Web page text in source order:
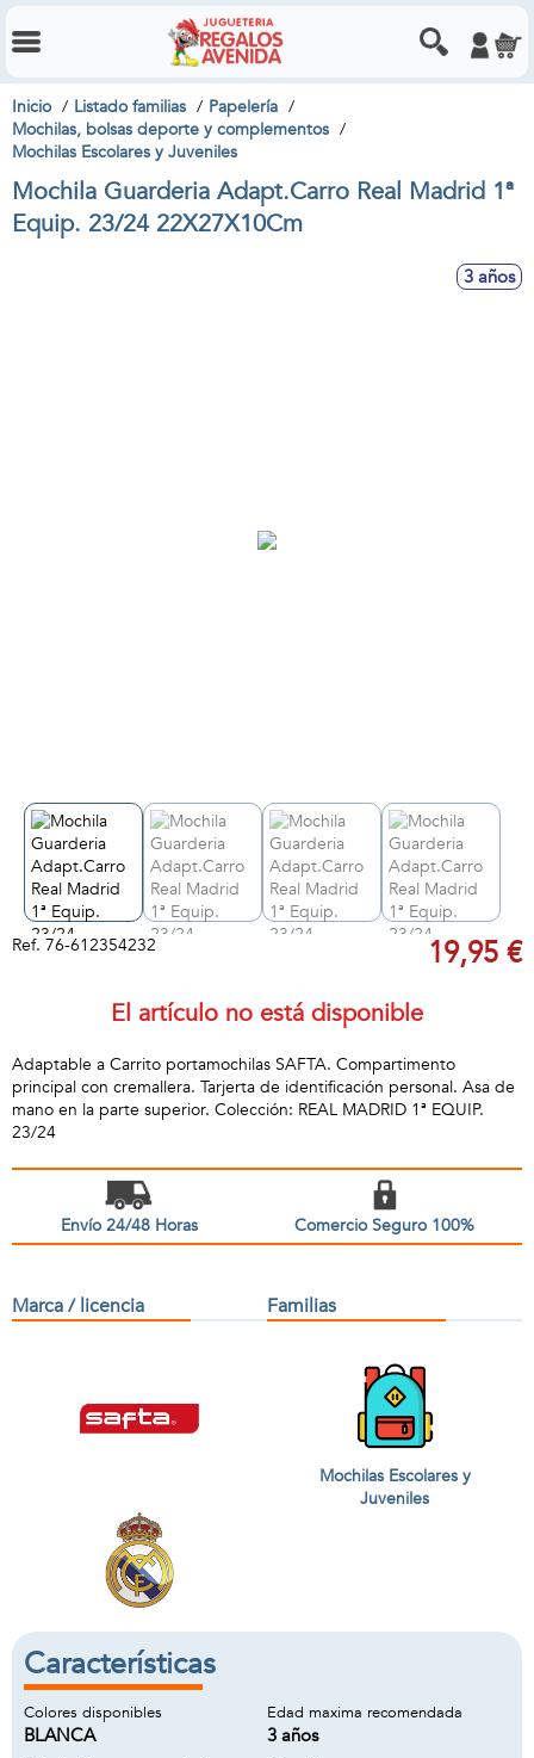
Inicio Listado familias
Papelería
Mochilas, bolsas deporte y complementos
Mochilas Escolares y Juveniles
Mochila Guarderia Adapt.Carro Real Madrid 1ª
Equip. 23/24 22X27X10Cm
3 años
Ref. 76-612354232 19,95 €
El artículo no está disponible
Adaptable a Carrito portamochilas SAFTA. Compartimento
principal con cremallera. Tarjerta de identificación personal. Asa de
mano en la parte superior. Colección: REAL MADRID 1ª EQUIP.
23/24
Envío 24/48 Horas Comercio Seguro 100%
Marca / licencia Familias
Mochilas Escolares y
Juveniles
Características
Colores disponibles
BLANCA
Edad maxima recomendada
3 años